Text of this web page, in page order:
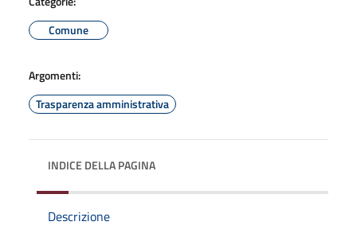
Comune
Argomenti:
Trasparenza amministrativa
INDICE DELLA PAGINA
Descrizione